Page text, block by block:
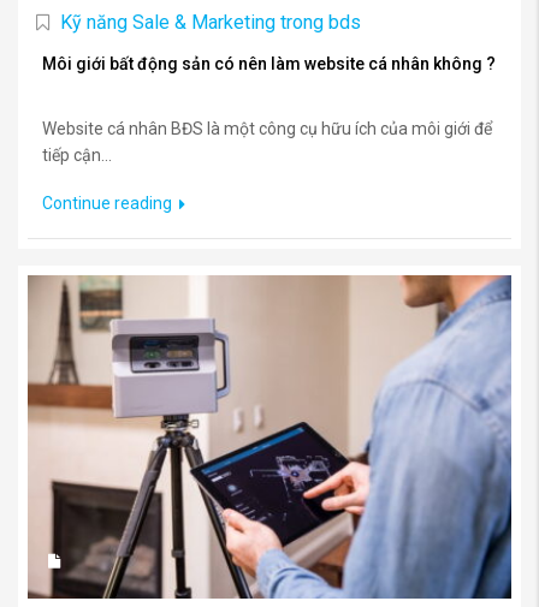
Kỹ năng Sale & Marketing trong bds
Môi giới bất động sản có nên làm website cá nhân không ?
Website cá nhân BĐS là một công cụ hữu ích của môi giới để
tiếp cận...
Continue reading